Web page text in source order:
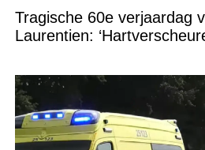
Tragische 60e verjaardag
Laurentien: